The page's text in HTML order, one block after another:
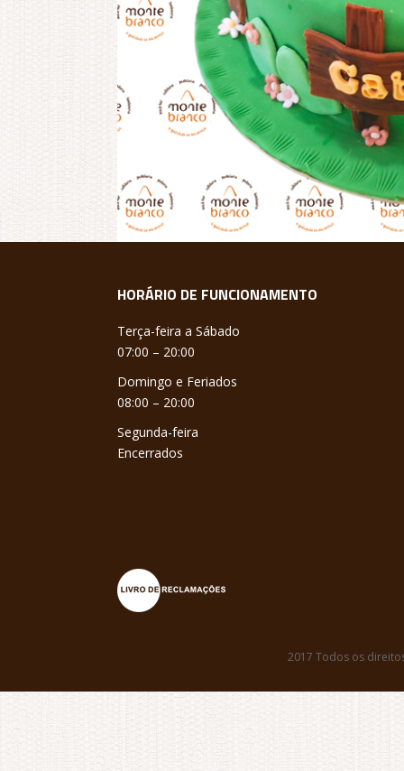
HORÁRIO DE FUNCIONAMENTO
Terça-feira a Sábado
07:00 – 20:00
Domingo e Feriados
08:00 – 20:00
Segunda-feira
Encerrados
2017 Todos os